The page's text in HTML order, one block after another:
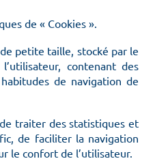
de « Cookies ».
petite taille, stocké par le
contenant des
de navigation de
traiter des statistiques et
de faciliter la navigation
le confort de l’utilisateur.